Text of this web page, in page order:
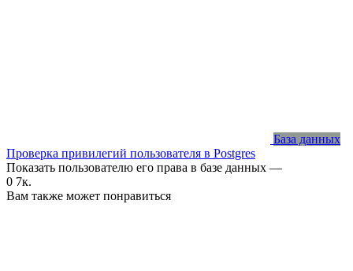
База данных
Проверка привилегий пользователя в Postgres
Показать пользователю его права в базе данных —
0 7к.
Вам также может понравиться